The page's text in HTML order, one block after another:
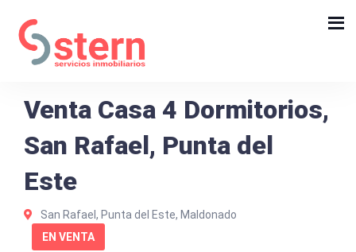
Venta Casa 4 Dormitorios,
San Rafael, Punta del
Este
San Rafael, Punta del Este, Maldonado
EN VENTA